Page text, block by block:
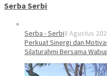
Serba Serbi
Serba - Serbi8 Agustus
Perkuat Sinergi dan
Silaturahmi Bersama